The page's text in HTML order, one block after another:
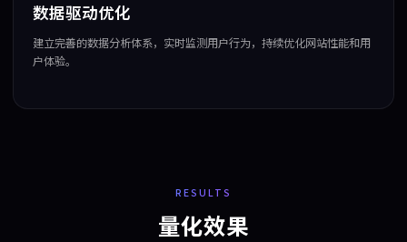
数据驱动优化
建立完善的数据分析体系，实时监测用户行为，持续优化网站性能和用
户体验。
RESULTS
量化效果